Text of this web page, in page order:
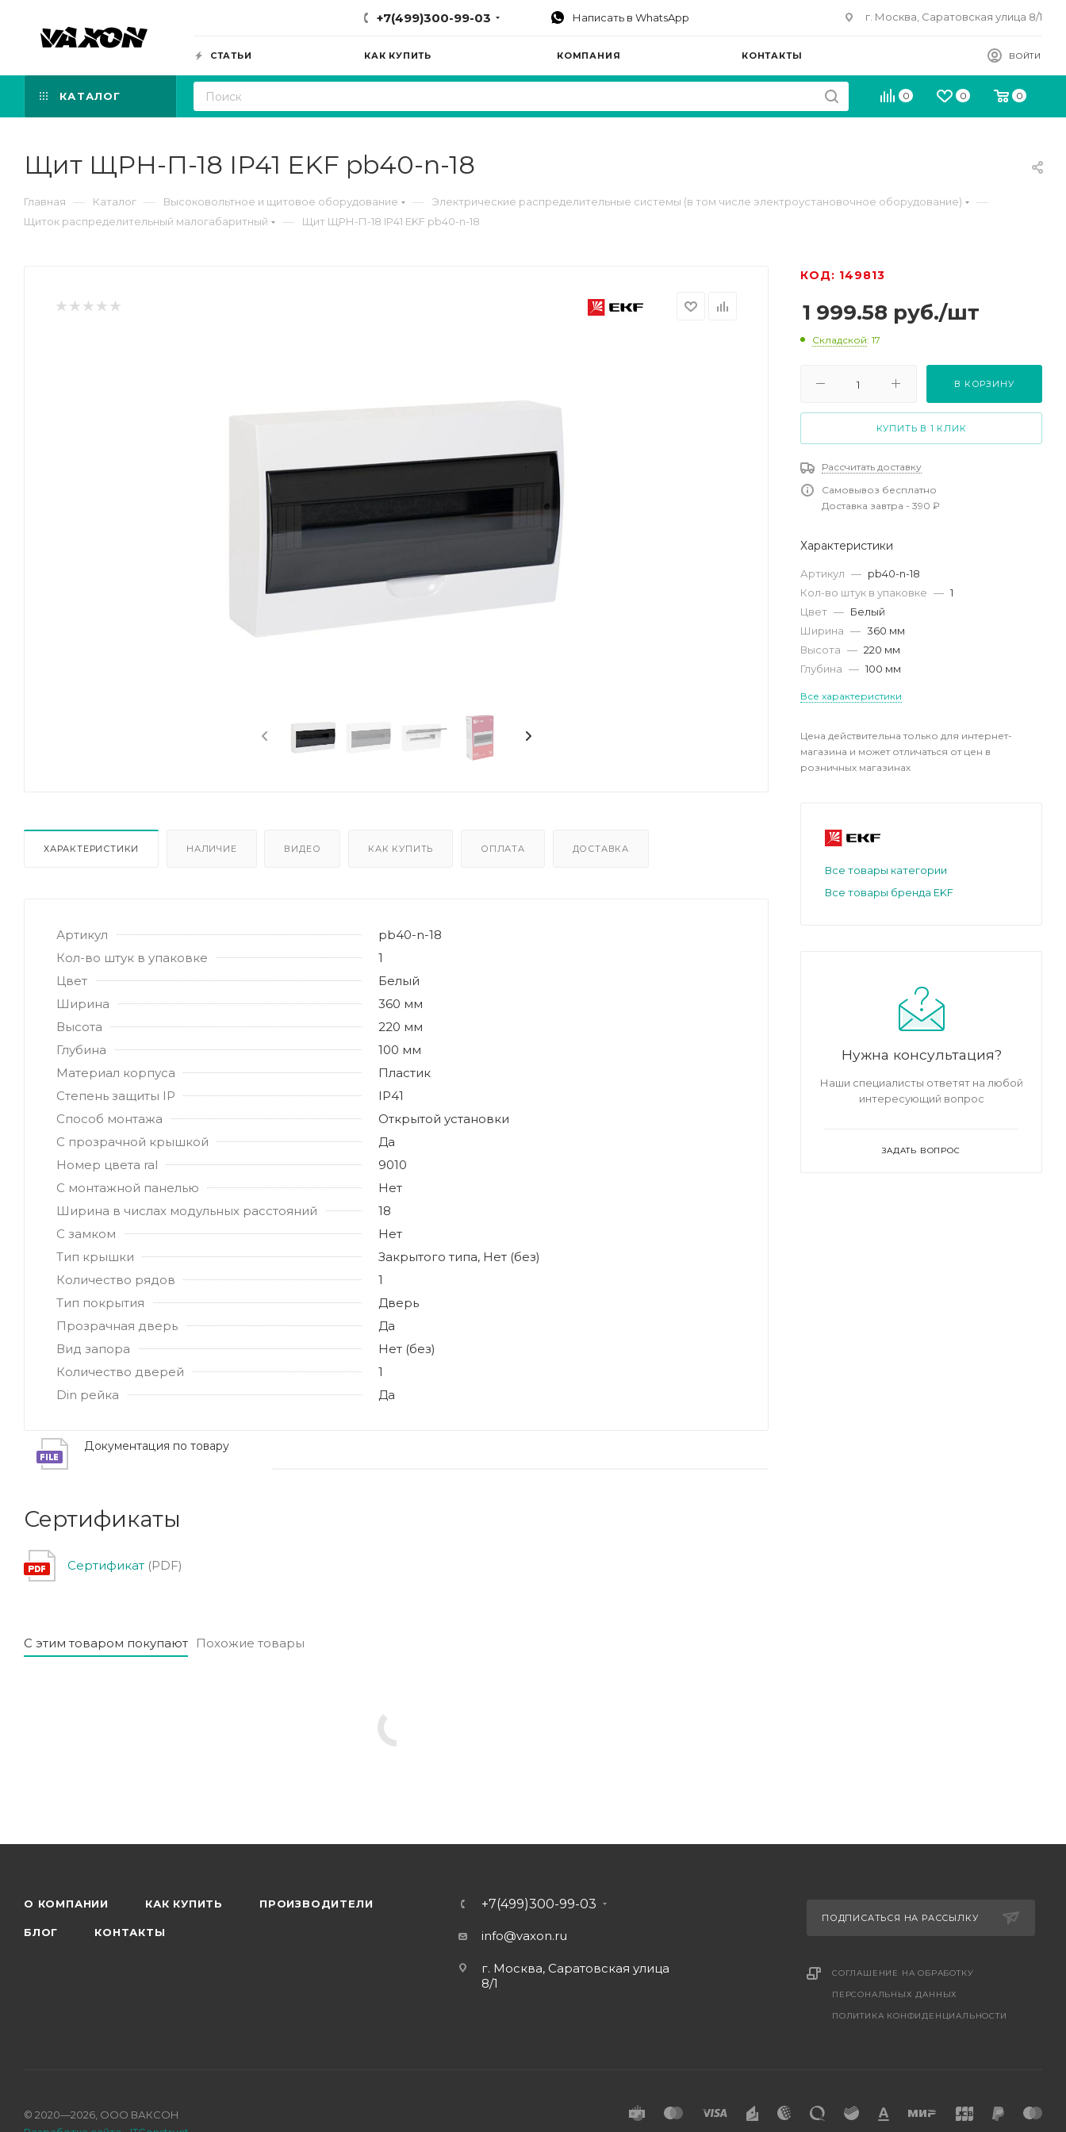
+7(499)300-99-03 Написать в WhatsApp г. Москва, Саратовская улица 8/1
ВОЙТИ
СТАТЬИ КАК КУПИТЬ КОМПАНИЯ КОНТАКТЫ
0 0 0
КАТАЛОГ
Щит ЩРН-П-18 IP41 EKF pb40-n-18
Главная — Каталог — Высоковольтное и щитовое оборудование — Электрические распределительные системы (в том числе электроустановочное оборудование) —
Щиток распределительный малогабаритный — Щит ЩРН-П-18 IP41 EKF pb40-n-18
ХАРАКТЕРИСТИКИ НАЛИЧИЕ ВИДЕО КАК КУПИТЬ ОПЛАТА ДОСТАВКА
Артикул
pb40-n-18
Кол-во штук в упаковке
1
Цвет
Белый
Ширина
360 мм
Высота
220 мм
Глубина
100 мм
Материал корпуса
Пластик
Степень защиты IP
IP41
Способ монтажа
Открытой установки
С прозрачной крышкой
Да
Номер цвета ral
9010
С монтажной панелью
Нет
Ширина в числах модульных расстояний
18
С замком
Нет
Тип крышки
Закрытого типа, Нет (без)
Количество рядов
1
Тип покрытия
Дверь
Прозрачная дверь
Да
Вид запора
Нет (без)
Количество дверей
1
Din рейка
Да
Документация по товару
Сертификаты
Сертификат (PDF)
С этим товаром покупают Похожие товары
КОД: 149813
1 999.58 руб./шт
Складской: 17
В КОРЗИНУ
КУПИТЬ В 1 КЛИК
Рассчитать доставку
Самовывоз бесплатно
Доставка завтра - 390 ₽
Характеристики
Артикул — pb40-n-18
Кол-во штук в упаковке — 1
Цвет — Белый
Ширина — 360 мм
Высота — 220 мм
Глубина — 100 мм
Все характеристики
Цена действительна только для интернет-
магазина и может отличаться от цен в
розничных магазинах
Все товары категории
Все товары бренда EKF
Нужна консультация?
Наши специалисты ответят на любой
интересующий вопрос
ЗАДАТЬ ВОПРОС
О КОМПАНИИ КАК КУПИТЬ ПРОИЗВОДИТЕЛИ
БЛОГ КОНТАКТЫ
+7(499)300-99-03
info@vaxon.ru
г. Москва, Саратовская улица
8/1
ПОДПИСАТЬСЯ НА РАССЫЛКУ
СОГЛАШЕНИЕ НА ОБРАБОТКУ
ПЕРСОНАЛЬНЫХ ДАННЫХ
ПОЛИТИКА КОНФИДЕНЦИАЛЬНОСТИ
© 2020—2026, ООО ВАКСОН